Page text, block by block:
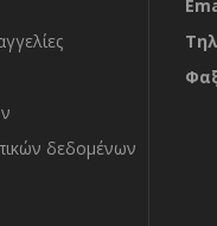
δεδομένων